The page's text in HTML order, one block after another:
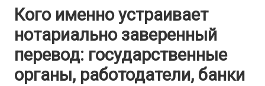
Кого именно устраивает
нотариально заверенный
перевод: государственные
органы, работодатели, банки